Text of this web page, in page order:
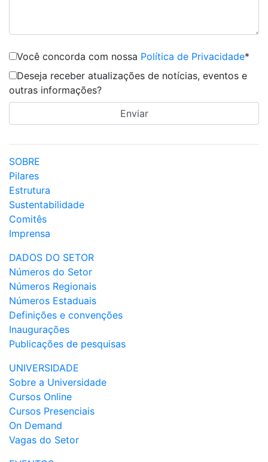
Você concorda com nossa Política de Privacidade*
Deseja receber atualizações de notícias, eventos e
outras informações?
SOBRE
Pilares
Estrutura
Sustentabilidade
Comitês
Imprensa
DADOS DO SETOR
Números do Setor
Números Regionais
Números Estaduais
Definições e convenções
Inaugurações
Publicações de pesquisas
UNIVERSIDADE
Sobre a Universidade
Cursos Online
Cursos Presenciais
On Demand
Vagas do Setor